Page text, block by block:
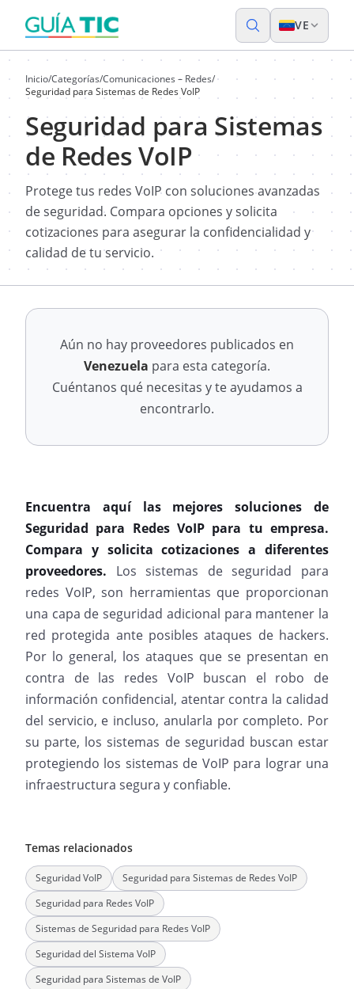
VE
Inicio/Categorías/Comunicaciones – Redes/
Seguridad para Sistemas de Redes VoIP
Seguridad para Sistemas
de Redes VoIP
Protege tus redes VoIP con soluciones avanzadas
de seguridad. Compara opciones y solicita
cotizaciones para asegurar la confidencialidad y
calidad de tu servicio.
Aún no hay proveedores publicados en
Venezuela para esta categoría.
Cuéntanos qué necesitas y te ayudamos a
encontrarlo.
Encuentra aquí las mejores soluciones de
Seguridad para Redes VoIP para tu empresa.
Compara y solicita cotizaciones a diferentes
proveedores. Los sistemas de seguridad para
redes VoIP, son herramientas que proporcionan
una capa de seguridad adicional para mantener la
red protegida ante posibles ataques de hackers.
Por lo general, los ataques que se presentan en
contra de las redes VoIP buscan el robo de
información confidencial, atentar contra la calidad
del servicio, e incluso, anularla por completo. Por
su parte, los sistemas de seguridad buscan estar
protegiendo los sistemas de VoIP para lograr una
infraestructura segura y confiable.
Temas relacionados
Seguridad VoIP
Seguridad para Sistemas de Redes VoIP
Seguridad para Redes VoIP
Sistemas de Seguridad para Redes VoIP
Seguridad del Sistema VoIP
Seguridad para Sistemas de VoIP